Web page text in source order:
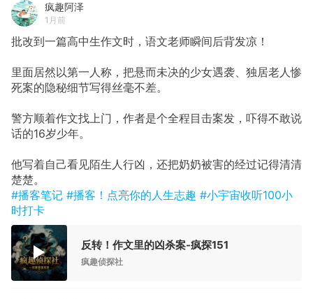
疯趣阿泽
1月前
批改到一篇高中生作文时，语文老师瞬间后背发凉！
里面居然以第一人称，把悬而未决的少女遇袭、独居老人惨
死案的隐秘细节写得丝毫不差。
警方顺着作文找上门，作者是个全程目击案发，吓得不敢说
话的16岁少年。
他写着自己看见陌生人行凶，还把奶奶被害的经过记得清清
楚楚。
#播客笔记 #播客！点亮你的人生志趣 #小宇宙收听100小
时打卡
反转！作文里的凶杀案-疯探151
疯趣侦探社